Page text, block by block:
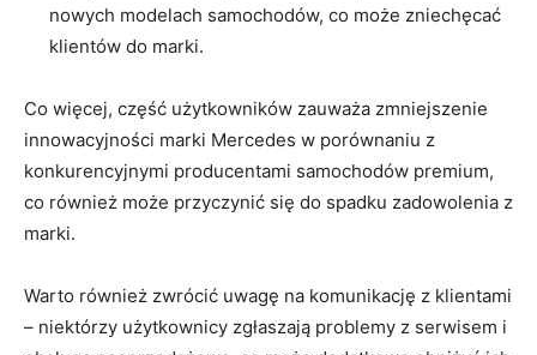
nowych modelach samochodów, co⁢ może zniechęcać
klientów⁣ do marki.
Co więcej, ‌część użytkowników zauważa zmniejszenie
innowacyjności marki​ Mercedes w⁣ porównaniu z
‍konkurencyjnymi producentami ⁤samochodów ‍premium,
co również może przyczynić⁤ się⁣ do⁣ spadku ‌zadowolenia z
marki.
Warto ⁢również zwrócić uwagę‍ na‌ komunikację z klientami
– niektórzy ⁤użytkownicy zgłaszają problemy z serwisem i